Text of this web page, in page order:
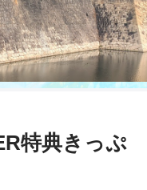
特典きっぷ